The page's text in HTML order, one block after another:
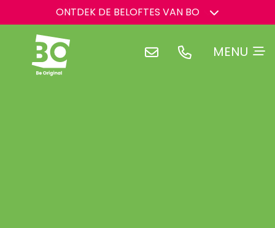
BO HEEFT EEN DROOM
ONTDEK DE BELOFTES VAN BO